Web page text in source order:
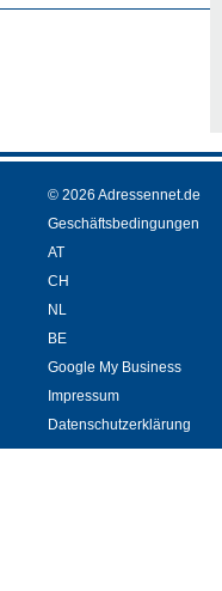
© 2026 Adressennet.de
Geschäftsbedingungen
AT
CH
NL
BE
Google My Business
Impressum
Datenschutzerklärung